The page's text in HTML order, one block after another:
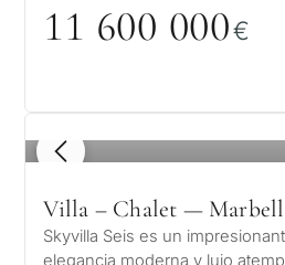
11 600 000€
1 / 8
Villa – Chalet —
Skyvilla Seis es un
elegancia moderna y lujo